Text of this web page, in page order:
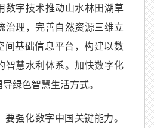
数字技术推动山水林田湖草
治理，完善自然资源三维立
间基础信息平台，构建以数
智慧水利体系。加快数字化
绿色智慧生活方式。
要强化数字中国关键能力。